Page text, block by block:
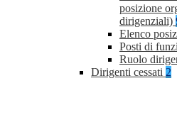
posizione
dirigenziali)
Elenco
Posti di
Ruolo
Dirigenti cessati 2